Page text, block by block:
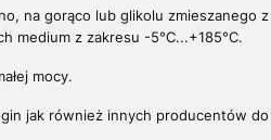
na gorąco lub glikolu
medium z zakresu -5°C...+185°C.
mocy.
jak również innych producentów